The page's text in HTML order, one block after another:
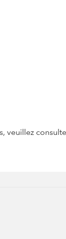
veuillez